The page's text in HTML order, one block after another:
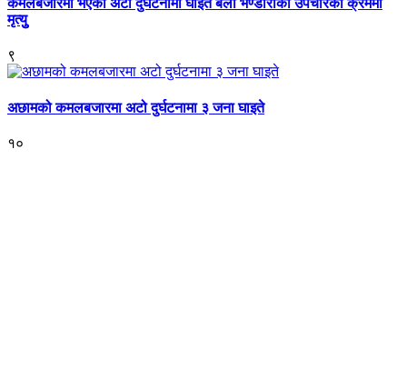
कमलबजारमा भएको अटो दुर्घटनामा घाइते बेला भण्डारीको उपचारको क्रममा
मृत्युु
९
अछामको कमलबजारमा अटो दुर्घटनामा ३ जना घाइते
१०